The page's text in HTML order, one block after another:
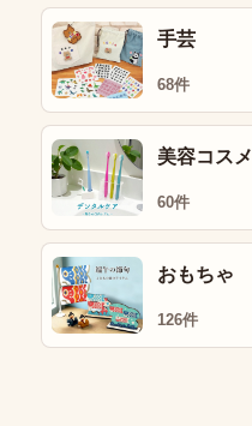
手芸
68件
美容コスメ
60件
おもちゃ
126件